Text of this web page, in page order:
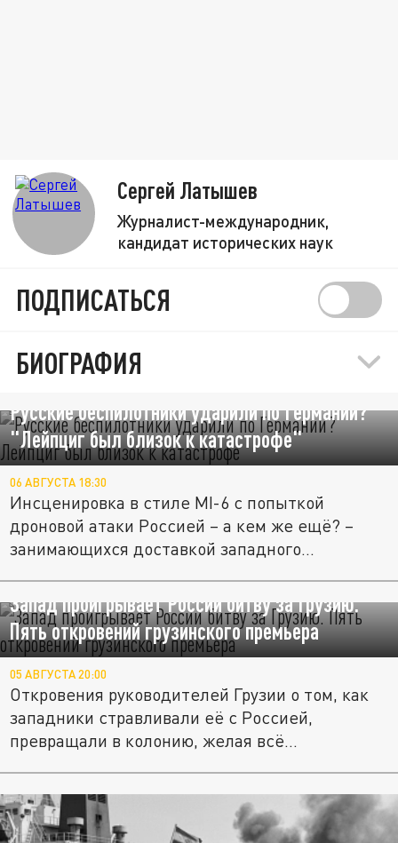
Сергей Латышев
Журналист-международник,
кандидат исторических наук
ПОДПИСАТЬСЯ
БИОГРАФИЯ
Русские беспилотники ударили по Германии?
"Лейпциг был близок к катастрофе"
06 АВГУСТА 18:30
Инсценировка в стиле МI-6 с попыткой
дроновой атаки Россией – а кем же ещё? –
занимающихся доставкой западного...
Запад проигрывает России битву за Грузию.
Пять откровений грузинского премьера
05 АВГУСТА 20:00
Откровения руководителей Грузии о том, как
западники стравливали её с Россией,
превращали в колонию, желая всё...